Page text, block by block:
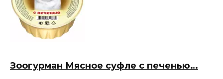
Зоогурман Мясное суфле с печенью…